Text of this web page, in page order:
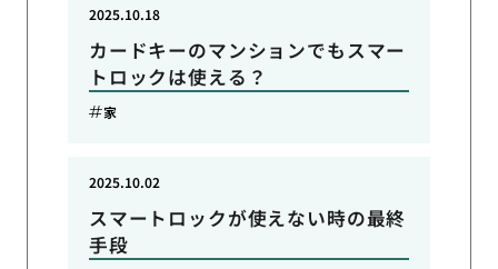
カードキーのマンションでもスマー
トロックは使える？
2025.10.18
家
スマートロックが使えない時の最終
手段
2025.10.02